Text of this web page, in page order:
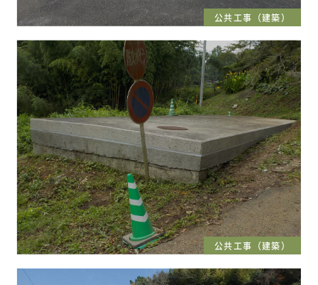
公共工事（建築）
公共工事（建築）